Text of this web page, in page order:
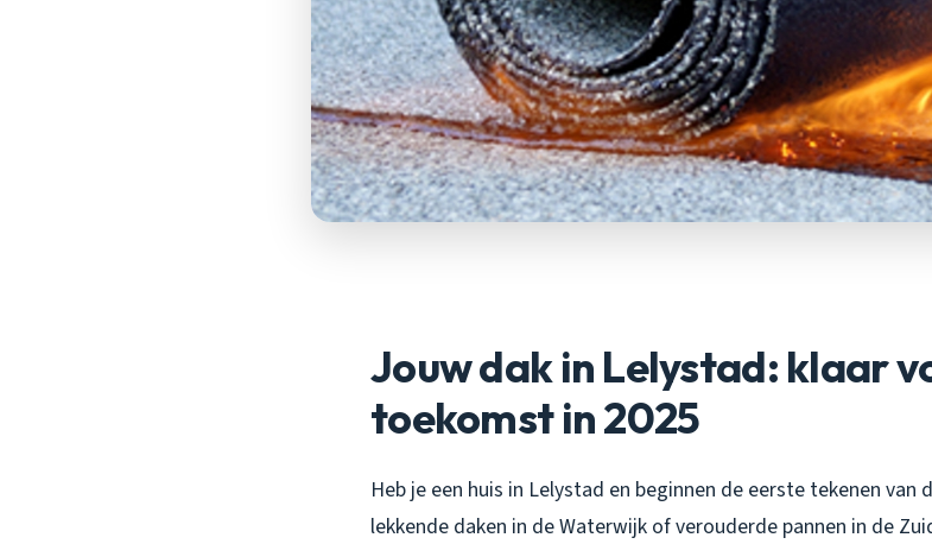
Jouw dak in Lelystad: klaar
toekomst in 2025
Heb je een huis in Lelystad en beginnen de eerste tekenen van
lekkende daken in de Waterwijk of verouderde pannen in de